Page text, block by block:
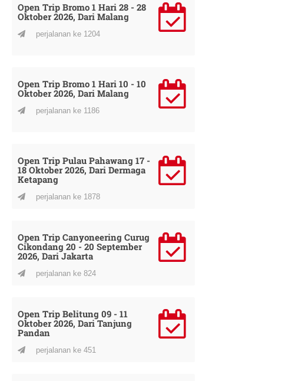
Open Trip Bromo 1 Hari 28 - 28
Oktober 2026, Dari Malang
perjalanan ke 1204
Open Trip Bromo 1 Hari 10 - 10
Oktober 2026, Dari Malang
perjalanan ke 1186
Open Trip Pulau Pahawang 17 -
18 Oktober 2026, Dari Dermaga
Ketapang
perjalanan ke 1878
Open Trip Canyoneering Curug
Cikondang 20 - 20 September
2026, Dari Jakarta
perjalanan ke 824
Open Trip Belitung 09 - 11
Oktober 2026, Dari Tanjung
Pandan
perjalanan ke 451